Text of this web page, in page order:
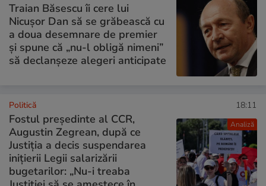
Traian Băsescu îi cere lui
Nicușor Dan să se grăbească cu
a doua desemnare de premier
și spune că „nu-l obligă nimeni”
să declanșeze alegeri anticipate
Analiză
Politică 18:11
Fostul președinte al CCR,
Augustin Zegrean, după ce
Justiția a decis suspendarea
inițierii Legii salarizării
bugetarilor: „Nu-i treaba